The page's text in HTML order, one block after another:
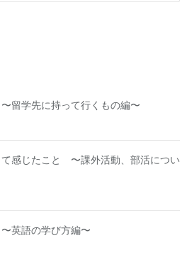
留学先に持って行くもの編〜
感じたこと 〜課外活動、部活につい
英語の学び方編〜